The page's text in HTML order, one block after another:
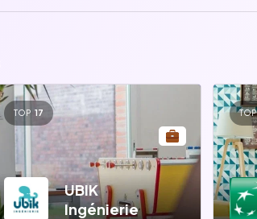
TOP 17
UBIK
Ingénierie
TOP